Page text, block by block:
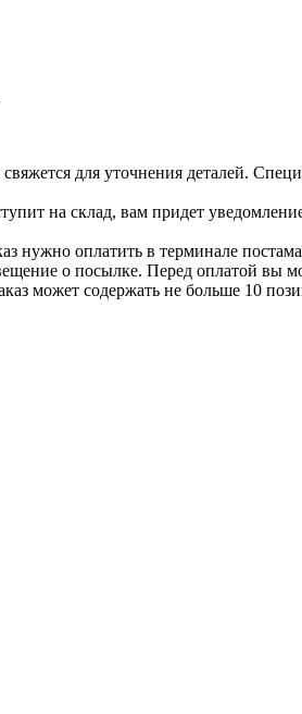
для уточнения деталей.
на склад, вам придет
нужно оплатить в терминале
о посылке. Перед оплатой вы
может содержать не больше 10